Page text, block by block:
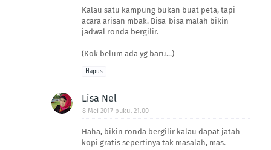
Kalau satu kampung bukan buat peta, tapi
acara arisan mbak. Bisa-bisa malah bikin
jadwal ronda bergilir.
(Kok belum ada yg baru...)
Hapus
Lisa Nel
8 Mei 2017 pukul 21.00
Haha, bikin ronda bergilir kalau dapat jatah
kopi gratis sepertinya tak masalah, mas.